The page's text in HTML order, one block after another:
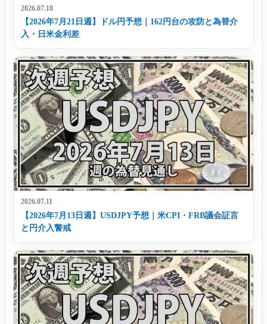
2026.07.18
【2026年7月21日週】ドル円予想｜162円台の攻防と為替介
入・日米金利差
2026.07.11
【2026年7月13日週】USDJPY予想｜米CPI・FRB議会証言
と円介入警戒